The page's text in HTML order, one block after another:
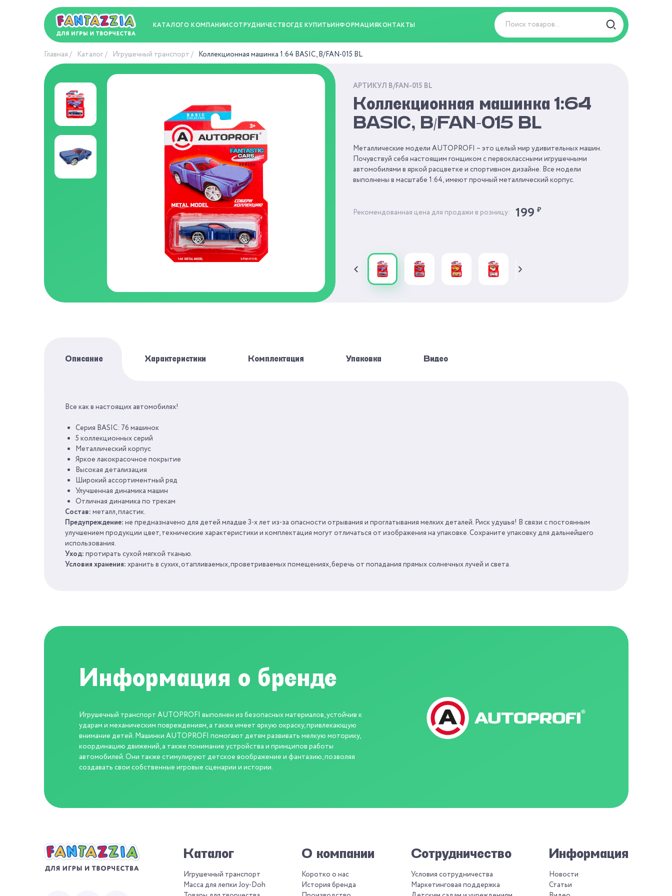
КАТАЛОГО КОМПАНИИСОТРУДНИЧЕСТВОГДЕ КУПИТЬИНФОРМАЦИЯКОНТАКТЫ
Главная Каталог Игрушечный транспорт Коллекционная машинка 1:64 BASIC, B/FAN-015 BL
АРТИКУЛ B/FAN-015 BL
Коллекционная машинка 1:64
BASIC, B/FAN-015 BL
Металлические модели AUTOPROFI – это целый мир удивительных машин.
Почувствуй себя настоящим гонщиком с первоклассными игрушечными
автомобилями в яркой расцветке и спортивном дизайне. Все модели
выполнены в масштабе 1:64, имеют прочный металлический корпус.
Рекомендованная цена для продажи в розницу: 199 ₽
Описание Характеристики Комплектация Упаковка Видео
Все как в настоящих автомобилях!
Серия BASIC: 76 машинок
5 коллекционных серий
Металлический корпус
Яркое лакокрасочное покрытие
Высокая детализация
Широкий ассортиментный ряд
Улучшенная динамика машин
Отличная динамика по трекам
Состав: металл, пластик.
Предупреждение: не предназначено для детей младше 3-х лет из-за опасности отрывания и проглатывания мелких деталей. Риск удушья! В связи с постоянным
улучшением продукции цвет, технические характеристики и комплектация могут отличаться от изображения на упаковке. Сохраните упаковку для дальнейшего
использования.
Уход: протирать сухой мягкой тканью.
Условия хранения: хранить в сухих, отапливаемых, проветриваемых помещениях, беречь от попадания прямых солнечных лучей и света.
БРЕНД
СЕРИЯ
ПОЛ
ВОЗРАСТ
КОЛИЧЕСТВО ЦВЕТОВ
СТРАНА ПРОИЗВОДИТЕЛЬ
Информация о бренде
Игрушечный транспорт AUTOPROFI выполнен из безопасных материалов, устойчив к
ударам и механическим повреждениям, а также имеет яркую окраску, привлекающую
внимание детей. Машинки AUTOPROFI помогают детям развивать мелкую моторику,
координацию движений, а также понимание устройства и принципов работы
автомобилей. Они также стимулируют детское воображение и фантазию, позволяя
создавать свои собственные игровые сценарии и истории.
Каталог
Игрушечный транспорт
Масса для лепки Joy-Doh
О компании
Коротко о нас
История бренда
Сотрудничество
Условия сотрудничества
Маркетинговая поддержка
Информация
Новости
Статьи